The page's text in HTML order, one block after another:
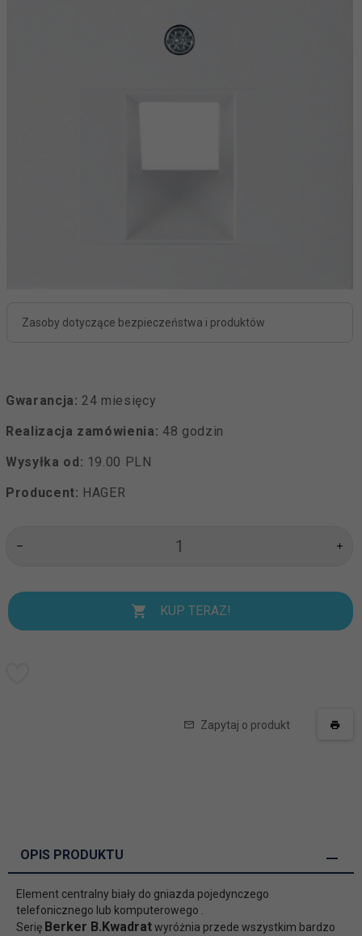
Zasoby dotyczące bezpieczeństwa i produktów
Gwarancja: 24 miesięcy
Realizacja zamówienia: 48 godzin
Wysyłka od: 19.00 PLN
Producent: HAGER
KUP TERAZ!
Zapytaj o produkt
OPIS PRODUKTU
Element centralny biały do gniazda pojedynczego
telefonicznego lub komputerowego .
Serię Berker B.Kwadratwyróżnia przede wszystkim bardzo